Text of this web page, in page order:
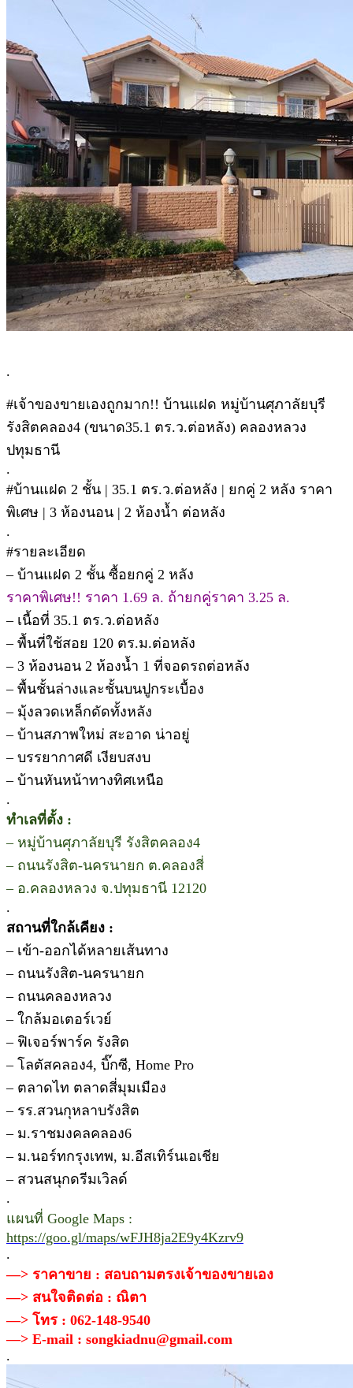
.
#เจ้าของขายเองถูกมาก!! บ้านแฝด หมู่บ้านศุภาลัยบุรี
รังสิตคลอง4 (ขนาด35.1 ตร.ว.ต่อหลัง) คลองหลวง
ปทุมธานี
.
#บ้านแฝด 2 ชั้น | 35.1 ตร.ว.ต่อหลัง | ยกคู่ 2 หลัง ราคา
พิเศษ | 3 ห้องนอน | 2 ห้องน้ำ ต่อหลัง
.
#รายละเอียด
– บ้านแฝด 2 ชั้น ซื้อยกคู่ 2 หลัง
ราคาพิเศษ!! ราคา 1.69 ล. ถ้ายกคู่ราคา 3.25 ล.
– เนื้อที่ 35.1 ตร.ว.ต่อหลัง
– พื้นที่ใช้สอย 120 ตร.ม.ต่อหลัง
– 3 ห้องนอน 2 ห้องน้ำ 1 ที่จอดรถต่อหลัง
– พื้นชั้นล่างและชั้นบนปูกระเบื้อง
– มุ้งลวดเหล็กดัดทั้งหลัง
– บ้านสภาพใหม่ สะอาด น่าอยู่
– บรรยากาศดี เงียบสงบ
– บ้านหันหน้าทางทิศเหนือ
.
ทำเลที่ตั้ง :
– หมู่บ้านศุภาลัยบุรี รังสิตคลอง4
– ถนนรังสิต-นครนายก ต.คลองสี่
– อ.คลองหลวง จ.ปทุมธานี 12120
.
สถานที่ใกล้เคียง :
– เข้า-ออกได้หลายเส้นทาง
– ถนนรังสิต-นครนายก
– ถนนคลองหลวง
– ใกล้มอเตอร์เวย์
– ฟิเจอร์พาร์ค รังสิต
– โลตัสคลอง4, บิ๊กซี, Home Pro
– ตลาดไท ตลาดสี่มุมเมือง
– รร.สวนกุหลาบรังสิต
– ม.ราชมงคลคลอง6
– ม.นอร์ทกรุงเทพ, ม.อีสเทิร์นเอเชีย
– สวนสนุกดรีมเวิลด์
.
แผนที่ Google Maps :
https://goo.gl/maps/wFJH8ja2E9y4Kzrv9
.
—> ราคาขาย : สอบถามตรงเจ้าของขายเอง
—> สนใจติดต่อ : ณิตา
—> โทร : 062-148-9540
—> E-mail : songkiadnu@gmail.com
.